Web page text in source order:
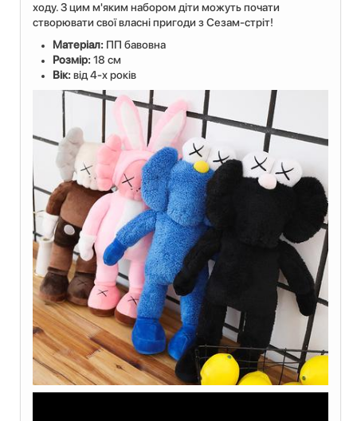
ходу. З цим м'яким набором діти можуть почати
створювати свої власні пригоди з Сезам-стріт!
Матеріал: ПП бавовна
Розмір:18 см
Вік:від 4-х років